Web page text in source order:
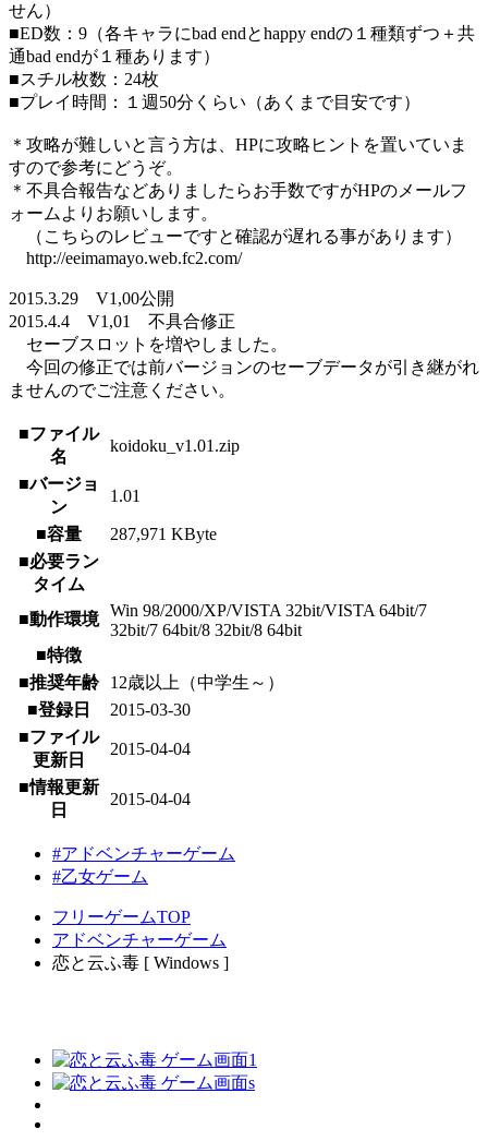
せん）
■ED数：9（各キャラにbad endとhappy endの１種類ずつ＋共
通bad endが１種あります）
■スチル枚数：24枚
■プレイ時間：１週50分くらい（あくまで目安です）
＊攻略が難しいと言う方は、HPに攻略ヒントを置いていま
すので参考にどうぞ。
＊不具合報告などありましたらお手数ですがHPのメールフ
ォームよりお願いします。
（こちらのレビューですと確認が遅れる事があります）
http://eeimamayo.web.fc2.com/
2015.3.29 V1,00公開
2015.4.4 V1,01 不具合修正
セーブスロットを増やしました。
今回の修正では前バージョンのセーブデータが引き継がれ
ませんのでご注意ください。
■ファイル
名
koidoku_v1.01.zip
■バージョ
ン
1.01
■容量
287,971 KByte
■必要ラン
タイム
■動作環境 Win 98/2000/XP/VISTA 32bit/VISTA 64bit/7
32bit/7 64bit/8 32bit/8 64bit
■特徴
■推奨年齢
12歳以上（中学生～）
■登録日
2015-03-30
■ファイル
更新日
2015-04-04
■情報更新
日
2015-04-04
#アドベンチャーゲーム
#乙女ゲーム
フリーゲームTOP
アドベンチャーゲーム
恋と云ふ毒 [ Windows ]